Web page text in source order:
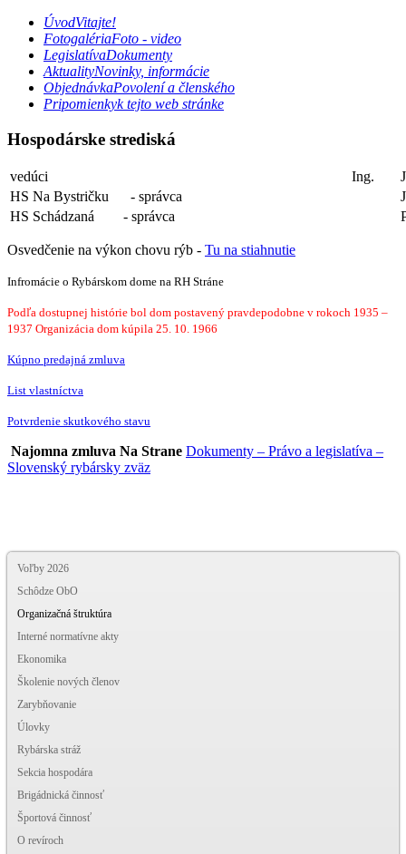
ÚvodVitajte!
FotogalériaFoto - video
LegislatívaDokumenty
AktualityNovinky, informácie
ObjednávkaPovolení a členského
Pripomienkyk tejto web stránke
Hospodárske strediská
vedúci Ing.
HS Na Bystričku - správca
HS Schádzaná - správca
Osvedčenie na výkon chovu rýb - Tu na stiahnutie
Infromácie o Rybárskom dome na RH Stráne
Podľa dostupnej histórie bol dom postavený pravdepodobne v rokoch 1935 –
1937 Organizácia dom kúpila 25. 10. 1966
Kúpno predajná zmluva
List vlastníctva
Potvrdenie skutkového stavu
Najomna zmluva Na Strane Dokumenty – Právo a legislatíva –
Slovenský rybársky zväz
Voľby 2026
Schôdze ObO
Organizačná štruktúra
Interné normatívne akty
Ekonomika
Školenie nových členov
Zarybňovanie
Úlovky
Rybárska stráž
Sekcia hospodára
Brigádnická činnosť
Športová činnosť
O revíroch